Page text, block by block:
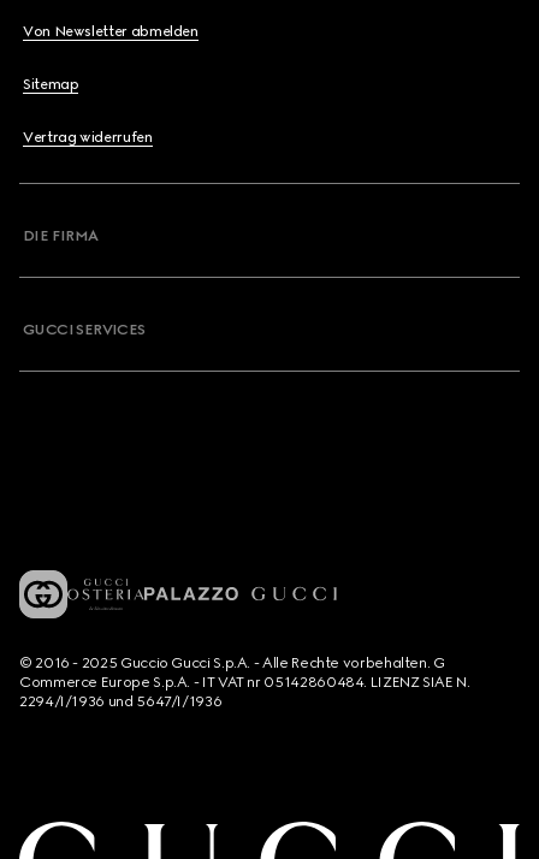
Von Newsletter abmelden
Sitemap
Vertrag widerrufen
DIE FIRMA
GUCCI SERVICES
© 2016 - 2025 Guccio Gucci S.p.A. - Alle Rechte vorbehalten. G
Commerce Europe S.p.A. - IT VAT nr 05142860484. LIZENZ SIAE N.
2294/I/1936 und 5647/I/1936